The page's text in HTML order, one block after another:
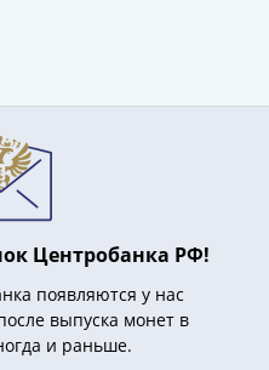
Центробанка РФ!
появляются у нас
выпуска монет в
и раньше.